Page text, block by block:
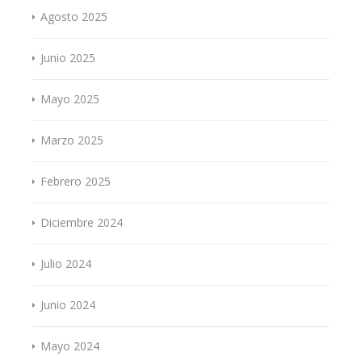
Agosto 2025
Junio 2025
Mayo 2025
Marzo 2025
Febrero 2025
Diciembre 2024
Julio 2024
Junio 2024
Mayo 2024